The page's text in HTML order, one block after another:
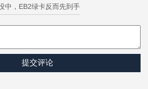
中，EB2绿卡反而先到手
提交评论